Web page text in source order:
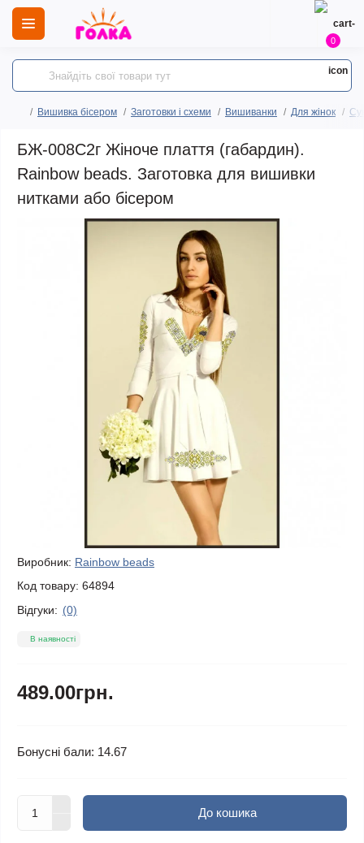
0
Вишивка бісером Заготовки і схеми Вишиванки Для жінок
БЖ-008С2г Жіноче плаття (габардин).
Rainbow beads. Заготовка для вишивки
нитками або бісером
Виробник: Rainbow beads
Код товару: 64894
Відгуки: (0)
В наявності
489.00грн.
Бонусні бали: 14.67
До кошика